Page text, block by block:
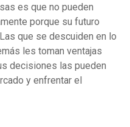
es que no pueden
porque su futuro
que se descuiden en lo
les toman ventajas
decisiones las pueden
y enfrentar el